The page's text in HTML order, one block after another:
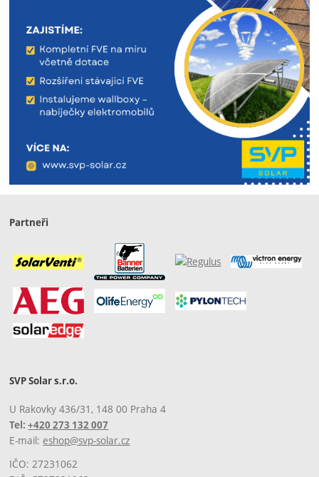
Partneři
SVP Solar s.r.o.
U Rakovky 436/31, 148 00 Praha 4
Tel:+420 273 132 007
E-mail: eshop@svp-solar.cz
IČO: 27231062